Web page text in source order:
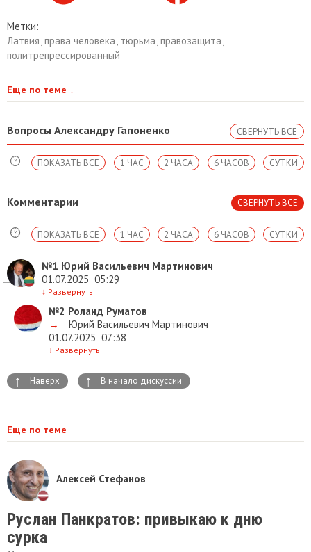
Метки:
Латвия,права человека, тюрьма,правозащита,
политрепрессированный
Еще по теме ↓
Вопросы Александру Гапоненко СВЕРНУТЬ ВСЕ
СУТКИ
6 ЧАСОВ
2 ЧАСА
1 ЧАС
ПОКАЗАТЬ ВСЕ
Комментарии СВЕРНУТЬ ВСЕ
СУТКИ
6 ЧАСОВ
2 ЧАСА
1 ЧАС
ПОКАЗАТЬ ВСЕ
№1 Юрий Васильевич Мартинович
01.07.2025 05:29
↓ Развернуть
№2 Роланд Руматов
→
Юрий Васильевич Мартинович
01.07.2025 07:38
↓ Развернуть
↑ Наверх ↑ В начало дискуссии
Еще по теме
Алексей Стефанов
Руслан Панкратов: привыкаю к дню
сурка